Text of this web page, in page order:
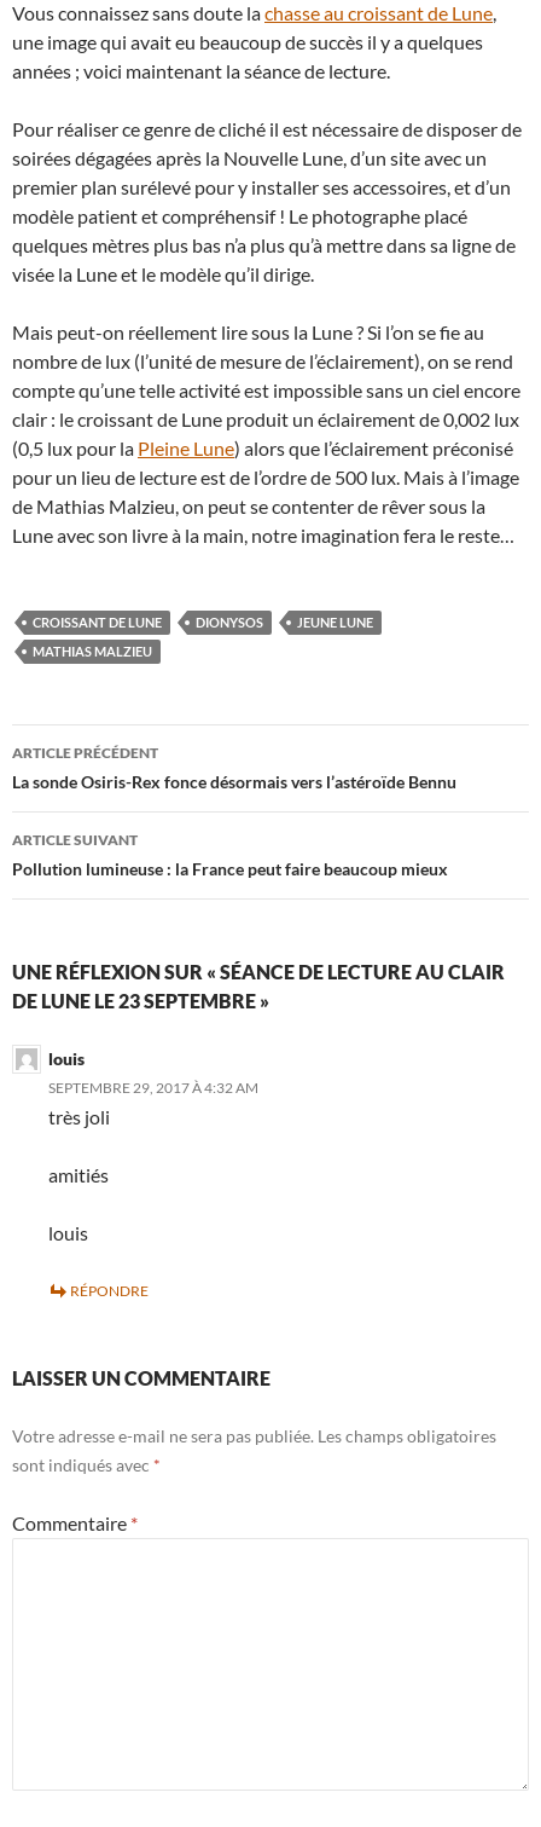
Vous connaissez sans doute lachasse au croissant de Lune,
une image qui avait eu beaucoup de succès il y a quelques
années ; voici maintenant la séance de lecture.
Pour réaliser ce genre de cliché il est nécessaire de disposer de
soirées dégagées après la Nouvelle Lune, d’un site avec un
premier plan surélevé pour y installer ses accessoires, et d’un
modèle patient et compréhensif ! Le photographe placé
quelques mètres plus bas n’a plus qu’à mettre dans sa ligne de
visée la Lune et le modèle qu’il dirige.
Mais peut-on réellement lire sous la Lune ? Si l’on se fie au
nombre de lux (l’unité de mesure de l’éclairement), on se rend
compte qu’une telle activité est impossible sans un ciel encore
clair : le croissant de Lune produit un éclairement de 0,002 lux
(0,5 lux pour la Pleine Lune) alors que l’éclairement préconisé
pour un lieu de lecture est de l’ordre de 500 lux. Mais à l’image
de Mathias Malzieu, on peut se contenter de rêver sous la
Lune avec son livre à la main, notre imagination fera le reste…
CROISSANT DE LUNE DIONYSOS
JEUNE LUNE
MATHIAS MALZIEU
Navigation
des
articles
ARTICLE PRÉCÉDENT
La sonde Osiris-Rex fonce désormais vers l’astéroïde Bennu
ARTICLE SUIVANT
Pollution lumineuse : la France peut faire beaucoup mieux
UNE RÉFLEXION SUR « SÉANCE DE LECTURE AU CLAIR
DE LUNE LE 23 SEPTEMBRE »
louis
SEPTEMBRE 29, 2017 À 4:32 AM
très joli
amitiés
louis
RÉPONDRE
LAISSER UN COMMENTAIRE
Votre adresse e-mail ne sera pas publiée. Les champs obligatoires
sont indiqués avec *
Commentaire *